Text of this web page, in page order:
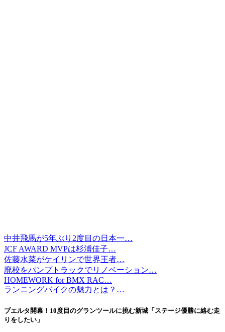
中井飛馬が5年ぶり2度目の日本一…
JCF AWARD MVPは杉浦佳子…
佐藤水菜がケイリンで世界王者…
廃校をパンプトラックでリノベーション…
HOMEWORK for BMX RAC…
ランニングバイクの魅力とは？…
ブエルタ開幕！10度目のグランツールに挑む新城「ステージ優勝に絡む走
りをしたい」